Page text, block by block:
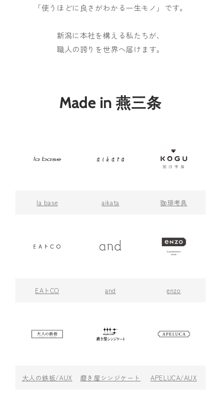
「使うほどに良さがわかる一生モノ」です。
新潟に本社を構える私たちが、
職人の誇りを世界へ届けます。
Made in 燕三条
la base aikata 珈琲考具
EAトCO and enzo
大人の鉄板/AUX 磨き屋シンジケート APELUCA/AUX